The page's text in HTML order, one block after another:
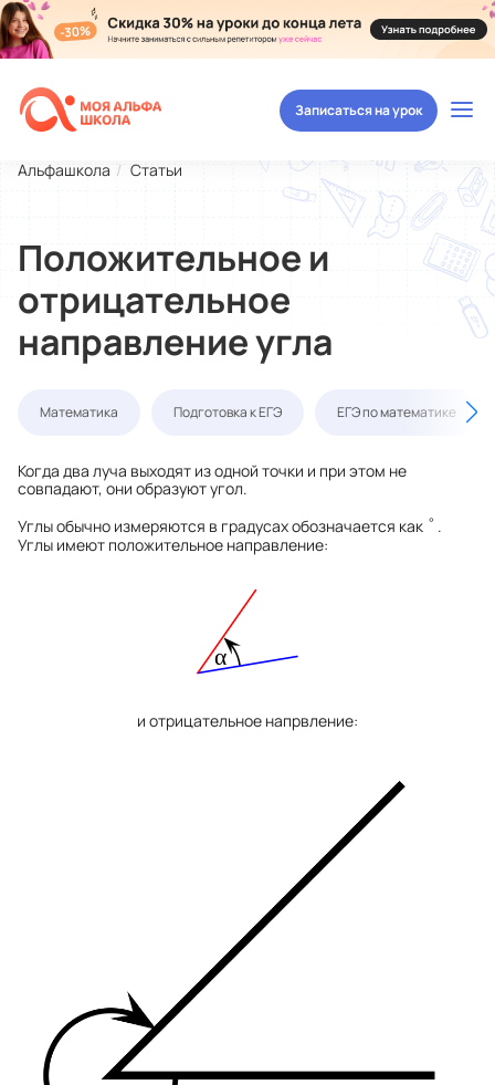
Записаться на урок
Альфашкола Статьи
Положительное и
отрицательное
направление угла
Математика Подготовка к ЕГЭ ЕГЭ по математике
Когда два луча выходят из одной точки и при этом не
совпадают, они образуют угол.
Углы обычно измеряются в градусах обозначается как °° .
Углы имеют положительное направление:
и отрицательное напрвление: